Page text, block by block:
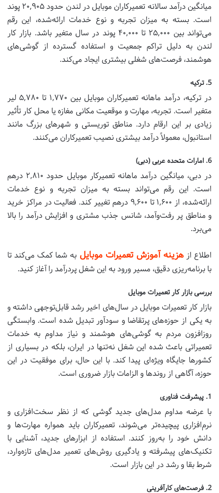
میانگین درآمد سالانه تعمیرکاران موبایل در لندن حدود ۲۰,۹۰۵ پوند
است. بسته به میزان تجربه و نوع خدمات ارائه‌شده، این رقم
می‌تواند بین ۲۵,۰۰۰ تا ۴۰,۰۰۰ پوند در سال متغیر باشد. بازار کار
لندن به دلیل تراکم جمعیت و استفاده گسترده از گوشی‌های
هوشمند، فرصت‌های شغلی بیشتری ایجاد می‌کند.
5. ترکیه
در ترکیه، درآمد ماهانه تعمیرکاران موبایل بین ۱,۷۷۰ تا ۵,۷۸۰ لیر
متغیر است. تجربه، مهارت و موقعیت مکانی مغازه یا محل کار تأثیر
زیادی بر این ارقام دارد. مناطق توریستی و شهرهای بزرگ مانند
استانبول، معمولاً درآمد بیشتری نصیب تعمیرکاران می‌کنند.
6. امارات متحده عربی (دبی)
در دبی، میانگین درآمد ماهانه تعمیرکار موبایل حدود ۲,۸۱۰ درهم
است. این رقم می‌تواند بسته به میزان تجربه و نوع خدمات
ارائه‌شده، از ۱,۶۰۰ تا ۹,۶۰۰ درهم تغییر کند. فعالیت در مراکز خرید
و مناطق پر رفت‌وآمد، شانس جذب مشتری و افزایش درآمد را بالا
می‌برد.
اطلاع ازهزینه آموزش تعمیرات موبایل به شما کمک می‌کند تا
با برنامه‌ریزی دقیق، مسیر ورود به این شغل پردرآمد را آغاز کنید.
بررسی بازار کار تعمیرات موبایل
بازار کار تعمیرات موبایل در سال‌های اخیر رشد قابل‌توجهی داشته و
به یکی از حوزه‌های پرتقاضا و سودآور تبدیل شده است. وابستگی
روزافزون مردم به گوشی‌های هوشمند و نیاز مداوم به خدمات
تعمیراتی باعث شده این شغل نه‌تنها در ایران، بلکه در بسیاری از
کشورها جایگاه ویژه‌ای پیدا کند. با این حال، برای موفقیت در این
حوزه، آگاهی از روندها و الزامات بازار ضروری است.
1. پیشرفت فناوری
با عرضه مداوم مدل‌های جدید گوشی که از نظر سخت‌افزاری و
نرم‌افزاری پیچیده‌تر می‌شوند، تعمیرکاران باید همواره مهارت‌ها و
دانش خود را به‌روز کنند. استفاده از ابزارهای جدید، آشنایی با
تکنیک‌های پیشرفته و یادگیری روش‌های تعمیر مدل‌های تازه‌وارد،
شرط بقا و رشد در این بازار است.
2. فرصت‌های کارآفرینی